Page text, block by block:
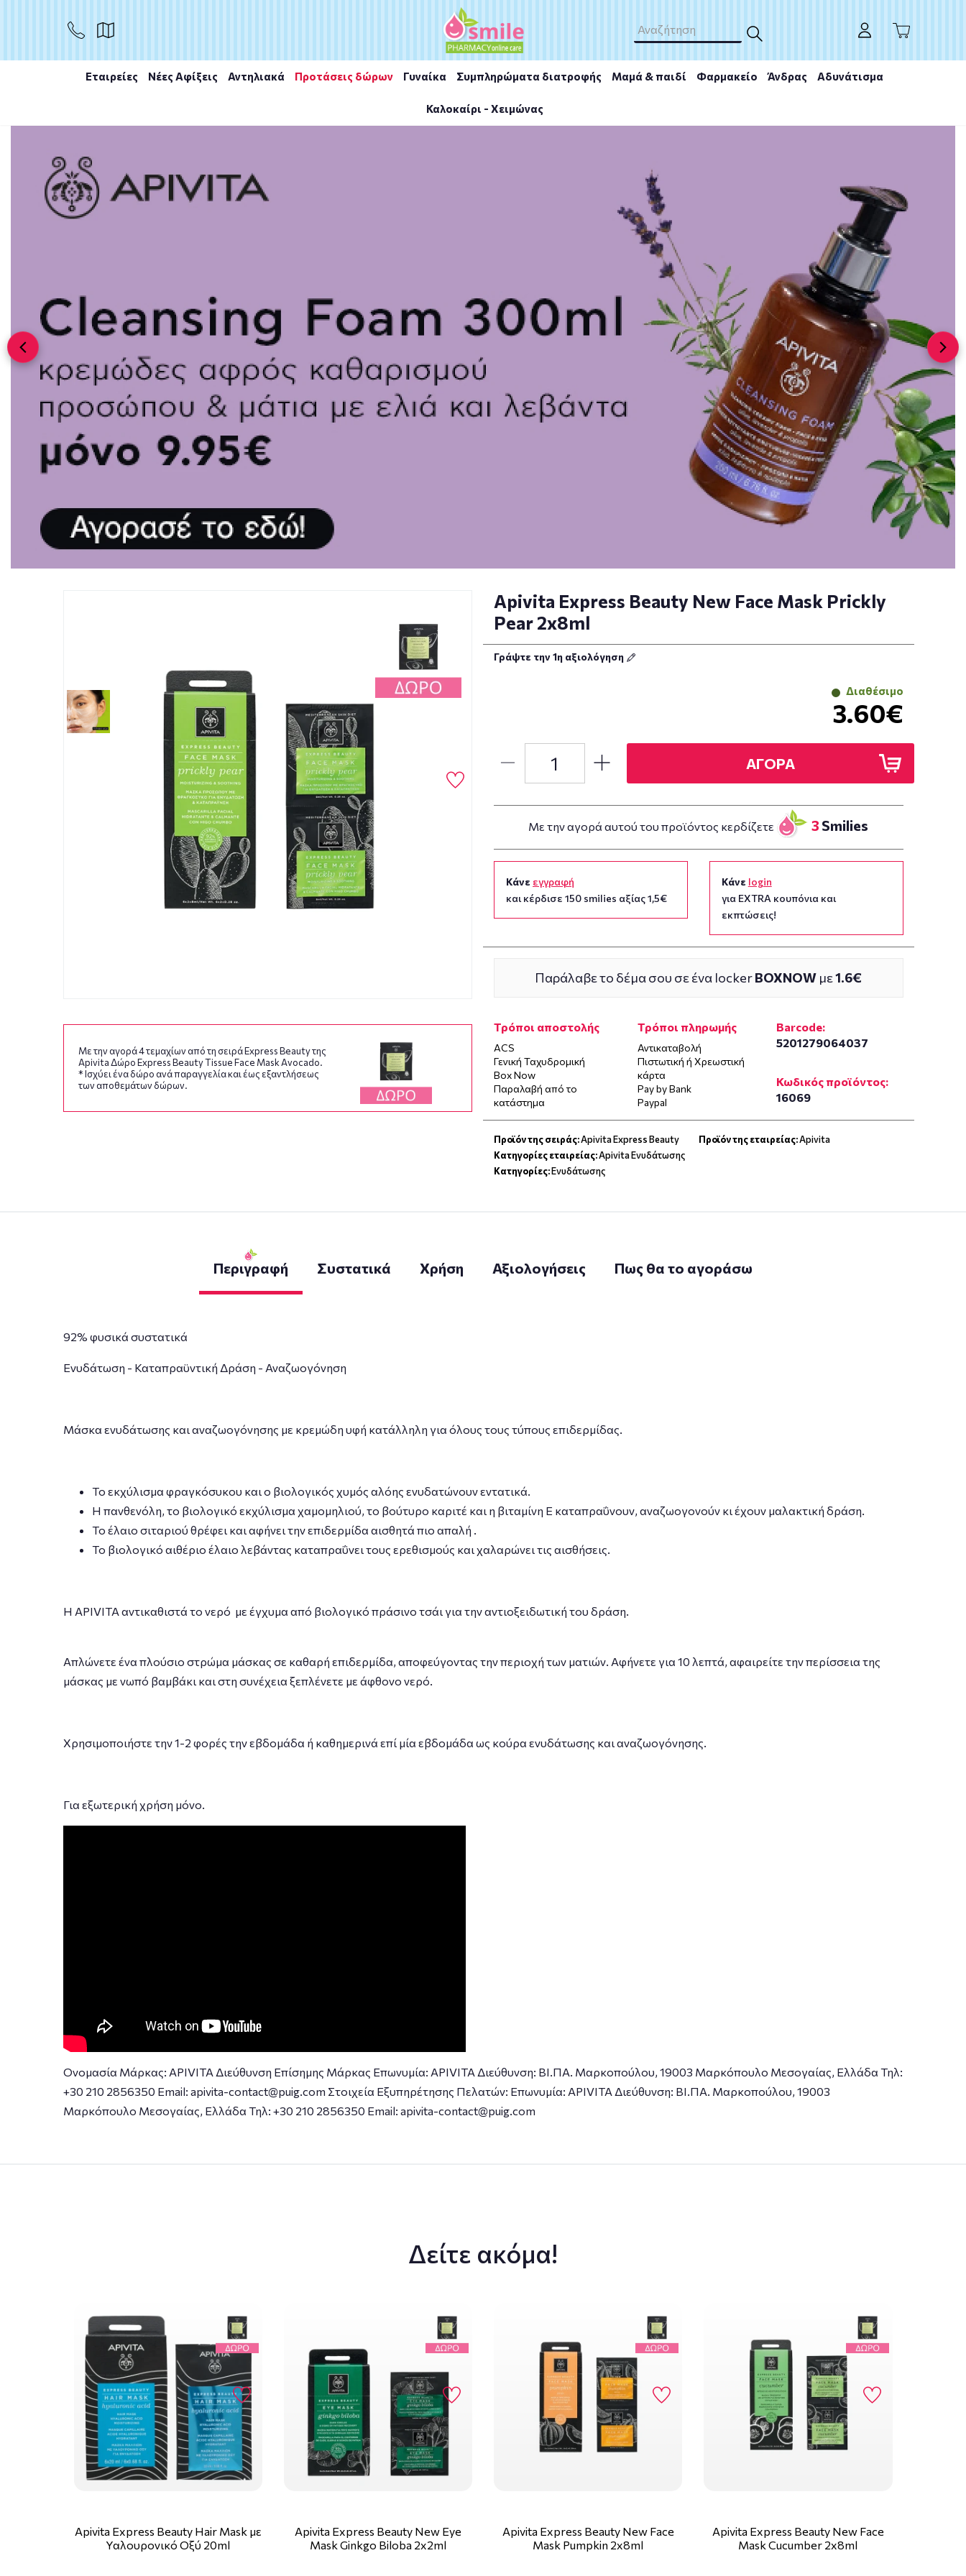
Εταιρείες Νέες Αφίξεις Αντηλιακά Προτάσεις δώρων Γυναίκα Συμπληρώματα διατροφής Μαμά & παιδί Φαρμακείο Άνδρας Αδυνάτισμα
Καλοκαίρι - Χειμώνας
Apivita Express Beauty New Face Mask Prickly Pear 2x8ml
ΑΓΟΡΑ
Με την αγορά 4 τεμαχίων από τη σειρά Express Beauty της
Apivita Δώρο Express Beauty Tissue Face Mask Avocado.
* Ισχύει ένα δώρο ανά παραγγελία και έως εξαντλήσεως
των αποθεμάτων δώρων.
Apivita Express Beauty New Face Mask Prickly
Pear 2x8ml
Γράψτε την 1η αξιολόγηση
Διαθέσιμο
3.60€
ΑΓΟΡΑ
Με την αγορά αυτού του προϊόντος κερδίζετε 3 Smilies
Κάνε εγγραφή
και κέρδισε 150 smilies αξίας 1,5€
Κάνε login
για EXTRA κουπόνια και
εκπτώσεις!
Παράλαβε το δέμα σου σε ένα lockerBOXNOW με1.6€
Τρόποι αποστολής
ACS
Γενική Ταχυδρομική
Box Now
Παραλαβή από το
κατάστημα
Τρόποι πληρωμής
Αντικαταβολή
Πιστωτική ή Χρεωστική
κάρτα
Pay by Bank
Paypal
Barcode:
5201279064037
Κωδικός προϊόντος:
16069
Προϊόν της σειράς:Apivita Express Beauty Προϊόν της εταιρείας:Apivita
Κατηγορίες εταιρείας:Apivita Ενυδάτωσης
Κατηγορίες:Ενυδάτωσης
Περιγραφή Συστατικά Χρήση Αξιολογήσεις Πως θα το αγοράσω
92% φυσικά συστατικά
Ενυδάτωση - Καταπραϋντική Δράση - Αναζωογόνηση
Μάσκα ενυδάτωσης και αναζωογόνησης με κρεμώδη υφή κατάλληλη για όλους τους τύπους επιδερμίδας.
Το εκχύλισμα φραγκόσυκου και ο βιολογικός χυμός αλόης ενυδατώνουν εντατικά.
Η πανθενόλη, το βιολογικό εκχύλισμα χαμομηλιού, το βούτυρο καριτέ και η βιταμίνη Ε καταπραΰνουν, αναζωογονούν κι έχουν μαλακτική δράση.
Το έλαιο σιταριού θρέφει και αφήνει την επιδερμίδα αισθητά πιο απαλή .
Το βιολογικό αιθέριο έλαιο λεβάντας καταπραΰνει τους ερεθισμούς και χαλαρώνει τις αισθήσεις.
Η APIVITA αντικαθιστά το νερό με έγχυμα από βιολογικό πράσινο τσάι για την αντιοξειδωτική του δράση.
Απλώνετε ένα πλούσιο στρώμα μάσκας σε καθαρή επιδερμίδα, αποφεύγοντας την περιοχή των ματιών. Αφήνετε για 10 λεπτά, αφαιρείτε την περίσσεια της
μάσκας με νωπό βαμβάκι και στη συνέχεια ξεπλένετε με άφθονο νερό.
Χρησιμοποιήστε την 1-2 φορές την εβδομάδα ή καθημερινά επί μία εβδομάδα ως κούρα ενυδάτωσης και αναζωογόνησης.
Για εξωτερική χρήση μόνο.
div>
Ονομασία Μάρκας: APIVITA Διεύθυνση Επίσημης Μάρκας Επωνυμία: APIVITA Διεύθυνση: ΒΙ.ΠΑ. Μαρκοπούλου, 19003 Μαρκόπουλο Μεσογαίας, Ελλάδα Τηλ:
+30 210 2856350 Email: apivita-contact@puig.com Στοιχεία Εξυπηρέτησης Πελατών: Επωνυμία: APIVITA Διεύθυνση: ΒΙ.ΠΑ. Μαρκοπούλου, 19003
Μαρκόπουλο Μεσογαίας, Ελλάδα Τηλ: +30 210 2856350 Email: apivita-contact@puig.com
Δείτε ακόμα!
Apivita Express Beauty Hair Mask με
Υαλουρονικό Οξύ 20ml
Apivita Express Beauty New Eye
Mask Ginkgo Biloba 2x2ml
Apivita Express Beauty New Face
Mask Pumpkin 2x8ml
Apivita Express Beauty New Face
Mask Cucumber 2x8ml